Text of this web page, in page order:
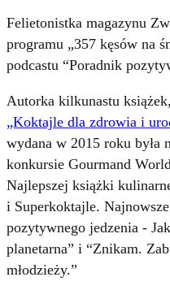
Felietonistka magazynu
programu „357 kęsów na
podcastu “Poradnik
Autorka kilkunastu
„Koktajle dla zdrowia i
wydana w 2015 roku była
konkursie Gourmand
Najlepszej książki
i Superkoktajle.
pozytywnego jedzenia -
planetarna” i “Znikam.
młodzieży.”